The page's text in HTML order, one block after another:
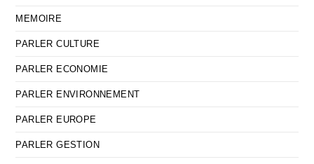
MEMOIRE
PARLER CULTURE
PARLER ECONOMIE
PARLER ENVIRONNEMENT
PARLER EUROPE
PARLER GESTION